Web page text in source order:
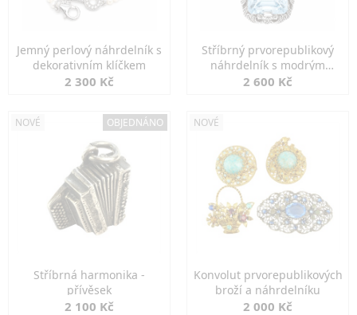
Jemný perlový náhrdelník s
dekorativním klíčkem
2 300 Kč
Stříbrný prvorepublikový
náhrdelník s modrým
spinelem
2 600 Kč
NOVÉ OBJEDNÁNO
Stříbrná harmonika -
přívěsek
2 100 Kč
NOVÉ
Konvolut prvorepublikových
broží a náhrdelníku
2 000 Kč